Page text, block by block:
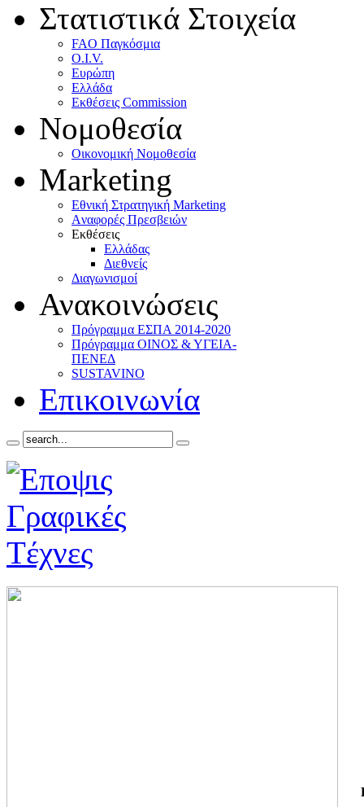
Στατιστικά Στοιχεία
FAO Παγκόσμια
O.I.V.
Ευρώπη
Ελλάδα
Eκθέσεις Commission
Νομοθεσία
Οικονομική Νομοθεσία
Marketing
Eθνική Στρατηγική Marketing
Aναφορές Πρεσβειών
Eκθέσεις
Eλλάδας
Διεθνείς
Διαγωνισμοί
Ανακοινώσεις
Πρόγραμμα ΕΣΠΑ 2014-2020
Πρόγραμμα ΟΙΝΟΣ & ΥΓΕΙΑ-
ΠΕΝΕΔ
SUSTAVINO
Επικοινωνία